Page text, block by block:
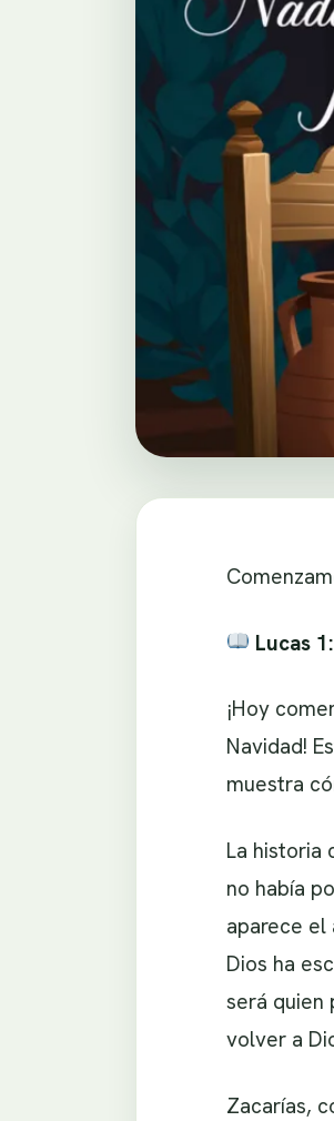
Lucas
¡Hoy
Navidad!
muestra
La historia
no había
aparece el
Dios ha
será quien
volver a
Zacarías,